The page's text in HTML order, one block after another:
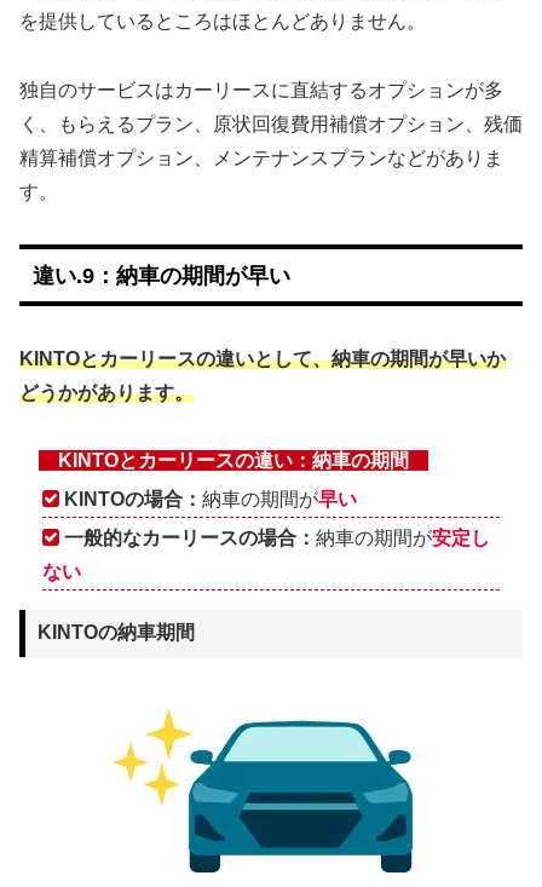
を提供しているところはほとんどありません。
独自のサービスはカーリースに直結するオプションが多
く、もらえるプラン、原状回復費用補償オプション、残価
精算補償オプション、メンテナンスプランなどがありま
す。
違い.9：納車の期間が早い
KINTOとカーリースの違いとして、納車の期間が早いか
どうかがあります。
KINTOとカーリースの違い：納車の期間
KINTOの場合：納車の期間が早い
一般的なカーリースの場合：納車の期間が安定し
ない
KINTOの納車期間